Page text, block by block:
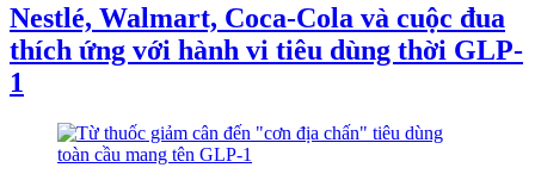
Nestlé, Walmart, Coca-Cola và cuộc đua
thích ứng với hành vi tiêu dùng thời GLP-
1